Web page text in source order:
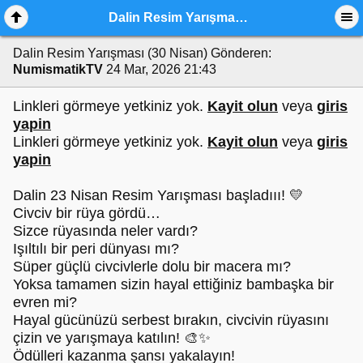
Dalin Resim Yarışması (30 Nisan)
Dalin Resim Yarışması (30 Nisan) Gönderen:
NumismatikTV 24 Mar, 2026 21:43
Linkleri görmeye yetkiniz yok. Kayit olun veya giris
yapin
Linkleri görmeye yetkiniz yok. Kayit olun veya giris
yapin
Dalin 23 Nisan Resim Yarışması başladııı! 💛
Civciv bir rüya gördü…
Sizce rüyasında neler vardı?
Işıltılı bir peri dünyası mı?
Süper güçlü civcivlerle dolu bir macera mı?
Yoksa tamamen sizin hayal ettiğiniz bambaşka bir
evren mi?
Hayal gücünüzü serbest bırakın, civcivin rüyasını
çizin ve yarışmaya katılın! 🎨✨
Ödülleri kazanma şansı yakalayın!